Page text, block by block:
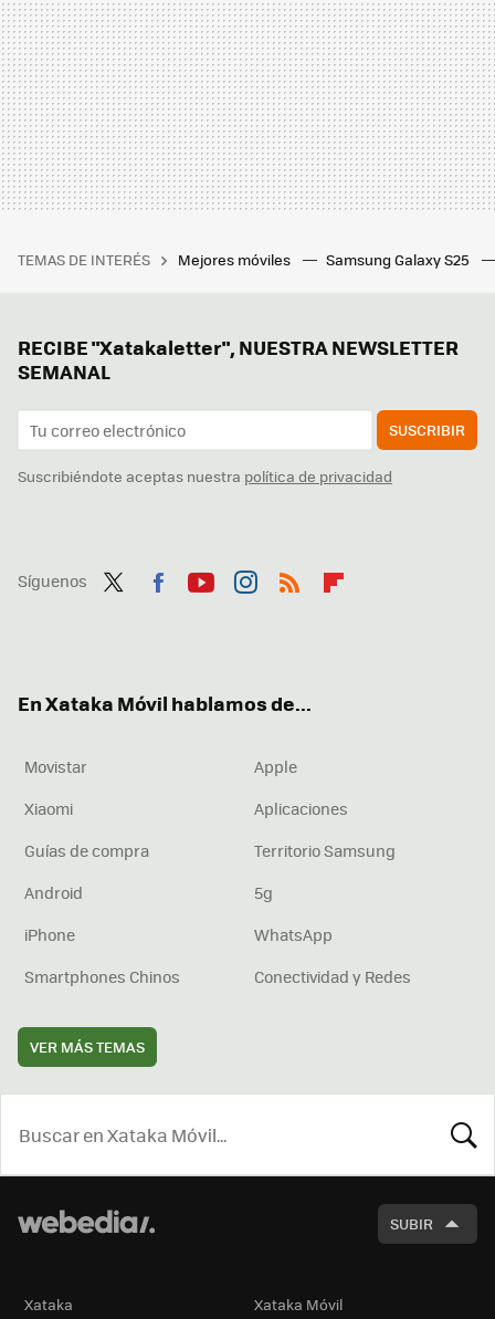
TEMAS DE INTERÉS Mejores móviles Samsung Galaxy S25
RECIBE "Xatakaletter", NUESTRA NEWSLETTER
SEMANAL
SUSCRIBIR
Suscribiéndote aceptas nuestra política de privacidad
Síguenos
En Xataka Móvil hablamos de...
Movistar
Apple
Xiaomi
Aplicaciones
Guías de compra
Territorio Samsung
Android
5g
iPhone
WhatsApp
Smartphones Chinos
Conectividad y Redes
VER MÁS TEMAS
SUBIR
Xataka Xataka Móvil